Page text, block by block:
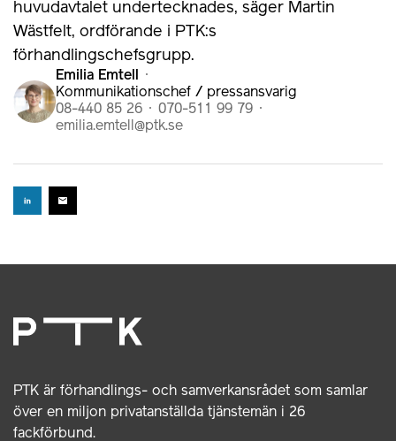
huvudavtalet undertecknades, säger Martin
Wästfelt, ordförande i PTK:s
förhandlingschefsgrupp.
Emilia Emtell
Kommunikationschef / pressansvarig
08-440 85 26
070-511 99 79
emilia.emtell@ptk.se
PTK är förhandlings- och samverkansrådet som samlar
över en miljon privatanställda tjänstemän i 26
fackförbund.